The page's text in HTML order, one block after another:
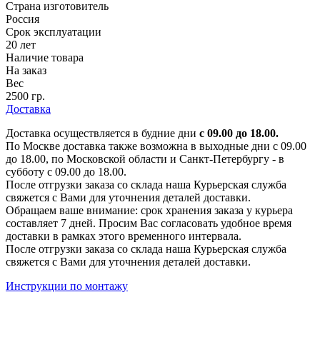
Страна изготовитель
Россия
Срок эксплуатации
20 лет
Наличие товара
На заказ
Вес
2500 гр.
Доставка
Доставка осуществляется в будние дни с 09.00 до 18.00.
По Москве доставка также возможна в выходные дни с 09.00
до 18.00, по Московской области и Санкт-Петербургу - в
субботу с 09.00 до 18.00.
После отгрузки заказа со склада наша Курьерская служба
свяжется с Вами для уточнения деталей доставки.
Обращаем ваше внимание: срок хранения заказа у курьера
составляет 7 дней. Просим Вас согласовать удобное время
доставки в рамках этого временного интервала.
После отгрузки заказа со склада наша Курьерская служба
свяжется с Вами для уточнения деталей доставки.
Инструкции по монтажу